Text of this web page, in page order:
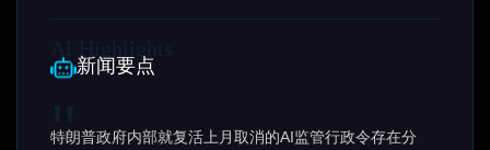
新闻要点
特朗普政府内部就复活上月取消的AI监管行政令存在分